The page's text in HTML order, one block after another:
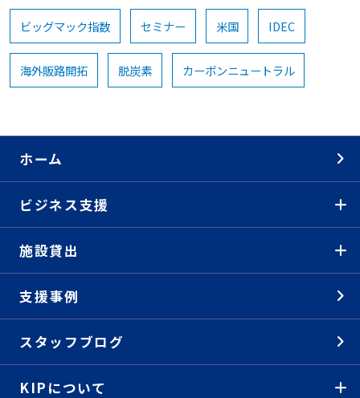
ビッグマック指数 セミナー 米国 IDEC
海外販路開拓 脱炭素 カーボンニュートラル
ホーム
ビジネス支援
施設貸出
支援事例
スタッフブログ
KIPについて